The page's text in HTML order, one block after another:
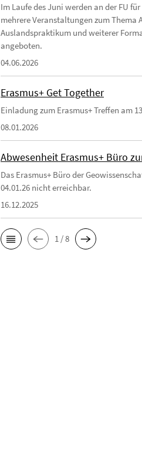
Im Laufe des Juni werden an der FU
mehrere Veranstaltungen zum Thema
Auslandspraktikum und weiterer
angeboten.
04.06.2026
Erasmus+ Get Together
Einladung zum Erasmus+ Treffen am
08.01.2026
Abwesenheit Erasmus+ Büro
Das Erasmus+ Büro der
04.01.26 nicht erreichbar.
16.12.2025
1 / 8